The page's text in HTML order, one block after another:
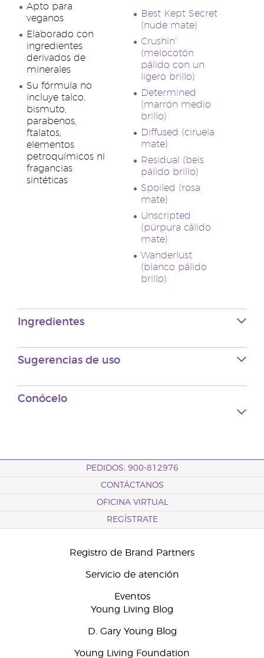
Apto para
veganos
Elaborado con
ingredientes
derivados de
minerales
Su fórmula no
incluye talco,
bismuto,
parabenos,
ftalatos,
elementos
petroquímicos ni
fragancias
sintéticas
Best Kept Secret
(nude mate)
Crushin’
(melocotón
pálido con un
ligero brillo)
Determined
(marrón medio
brillo)
Diffused (ciruela
mate)
Residual (beis
pálido brillo)
Spoiled (rosa
mate)
Unscripted
(púrpura cálido
mate)
Wanderlust
(blanco pálido
brillo)
Ingredientes
Sugerencias de uso
Conócelo
PEDIDOS: 900-812976
CONTÁCTANOS
OFICINA VIRTUAL
REGÍSTRATE
Registro de Brand Partners
Servicio de atención
Eventos
Young Living Blog
D. Gary Young Blog
Young Living Foundation